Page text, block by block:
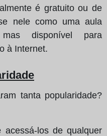
é gratuito ou de
nele como uma aula
mas disponível para
à Internet.
tanta popularidade?
acessá-los de qualquer